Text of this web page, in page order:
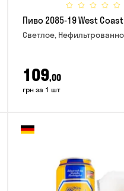
Пиво 2085-19 West Coast
Светлое,
109,00
грн за 1 шт